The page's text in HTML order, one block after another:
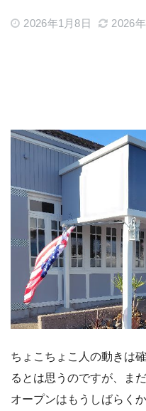
2026年1月8日 2026
ちょこちょこ人の動きは
るとは思うのですが、ま
オープンはもうしばらく